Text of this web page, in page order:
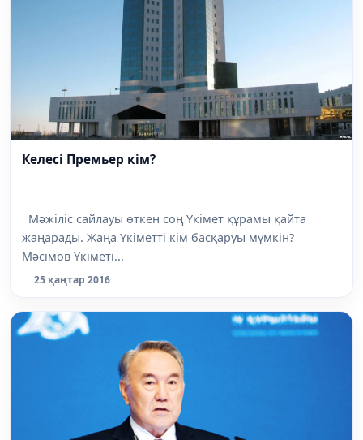
Келесі Премьер кім?
жаңарады. Жаңа Үкіметті кім басқаруы мүмкін?
Мәсімов Үкіметі...
25 қаңтар 2016